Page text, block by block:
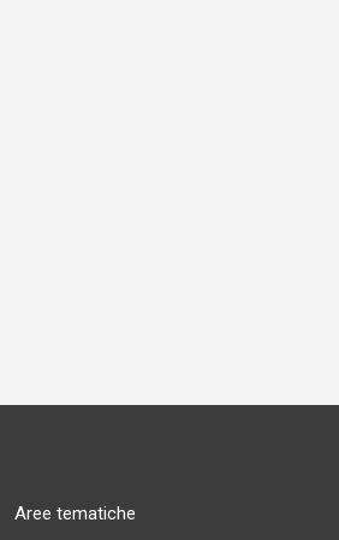
Aree tematiche